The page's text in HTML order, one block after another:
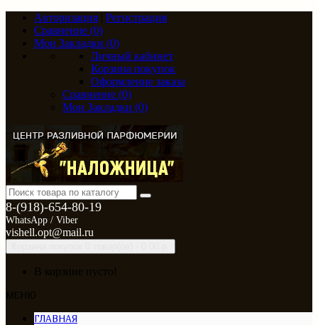
Авторизация
Регистрация
Сравнение (0)
Мои Закладки (0)
Личный кабинет
Корзина покупок
Оформление заказа
Сравнение (0)
Мои Закладки (0)
8-(918)-654-80-19
WhatsApp / Viber
vishell.opt@mail.ru
ГЛАВНАЯ